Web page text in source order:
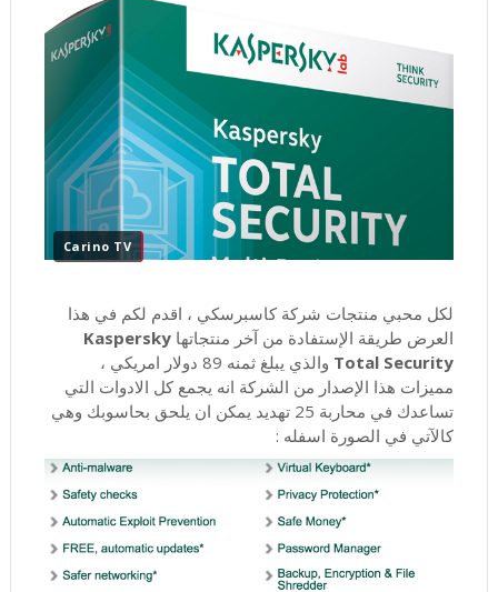
Carino TV
لكل محبي منتجات شركة كاسبرسكي ، اقدم لكم في هذا
العرض طريقة الإستفادة من آخر منتجاتها Kaspersky
Total Security
والذي يبلغ ثمنه 89 دولار امريكي ،
مميزات هذا الإصدار من الشركة انه يجمع كل الادوات التي
تساعدك في محاربة 25 تهديد يمكن ان يلحق بحاسوبك وهي
كالآتي في الصورة اسفله :